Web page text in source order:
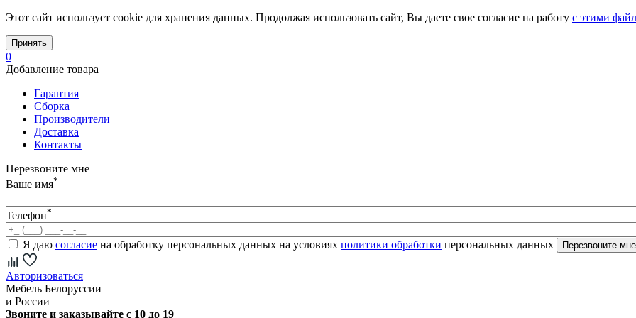
Этот сайт использует cookie для хранения данных. Продолжая использовать сайт, Вы даете свое согласие на работу с этими
Принять
0
Добавление товара
Гарантия
Сборка
Производители
Доставка
Контакты
Перезвоните мне
Ваше имя*
Телефон*
Я даю согласие на обработку персональных данных на условиях политики обработки персональных данных
Авторизоваться
Мебель Белоруссии
и России
Звоните и заказывайте с 10 до 19